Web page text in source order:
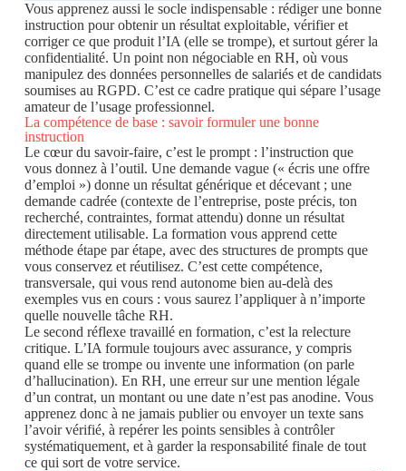
Vous apprenez aussi le socle indispensable : rédiger une bonne
instruction pour obtenir un résultat exploitable, vérifier et
corriger ce que produit l’IA (elle se trompe), et surtout gérer la
confidentialité. Un point non négociable en RH, où vous
manipulez des données personnelles de salariés et de candidats
soumises au RGPD. C’est ce cadre pratique qui sépare l’usage
amateur de l’usage professionnel.
La compétence de base : savoir formuler une bonne
instruction
Le cœur du savoir-faire, c’est le prompt : l’instruction que
vous donnez à l’outil. Une demande vague (« écris une offre
d’emploi ») donne un résultat générique et décevant ; une
demande cadrée (contexte de l’entreprise, poste précis, ton
recherché, contraintes, format attendu) donne un résultat
directement utilisable. La formation vous apprend cette
méthode étape par étape, avec des structures de prompts que
vous conservez et réutilisez. C’est cette compétence,
transversale, qui vous rend autonome bien au-delà des
exemples vus en cours : vous saurez l’appliquer à n’importe
quelle nouvelle tâche RH.
Le second réflexe travaillé en formation, c’est la relecture
critique. L’IA formule toujours avec assurance, y compris
quand elle se trompe ou invente une information (on parle
d’hallucination). En RH, une erreur sur une mention légale
d’un contrat, un montant ou une date n’est pas anodine. Vous
apprenez donc à ne jamais publier ou envoyer un texte sans
l’avoir vérifié, à repérer les points sensibles à contrôler
systématiquement, et à garder la responsabilité finale de tout
ce qui sort de votre service.